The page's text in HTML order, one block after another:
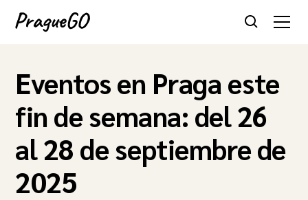
Eventos en Praga este
fin de semana: del 26
al 28 de septiembre de
2025